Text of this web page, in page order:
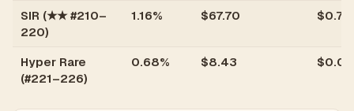
SIR (★★ #210–
220)
1.16% $67.70 $0.79
Hyper Rare
(#221–226)
0.68% $8.43 $0.06